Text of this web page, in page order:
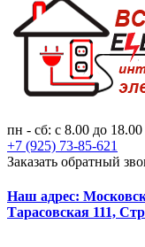
пн - сб: с 8.00 до 18.00
+7 (925) 73-85-621
Заказать обратный
Наш адрес:
Тарасовская 111,